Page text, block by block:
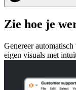
Zie hoe je
Genereer
eigen visuals met